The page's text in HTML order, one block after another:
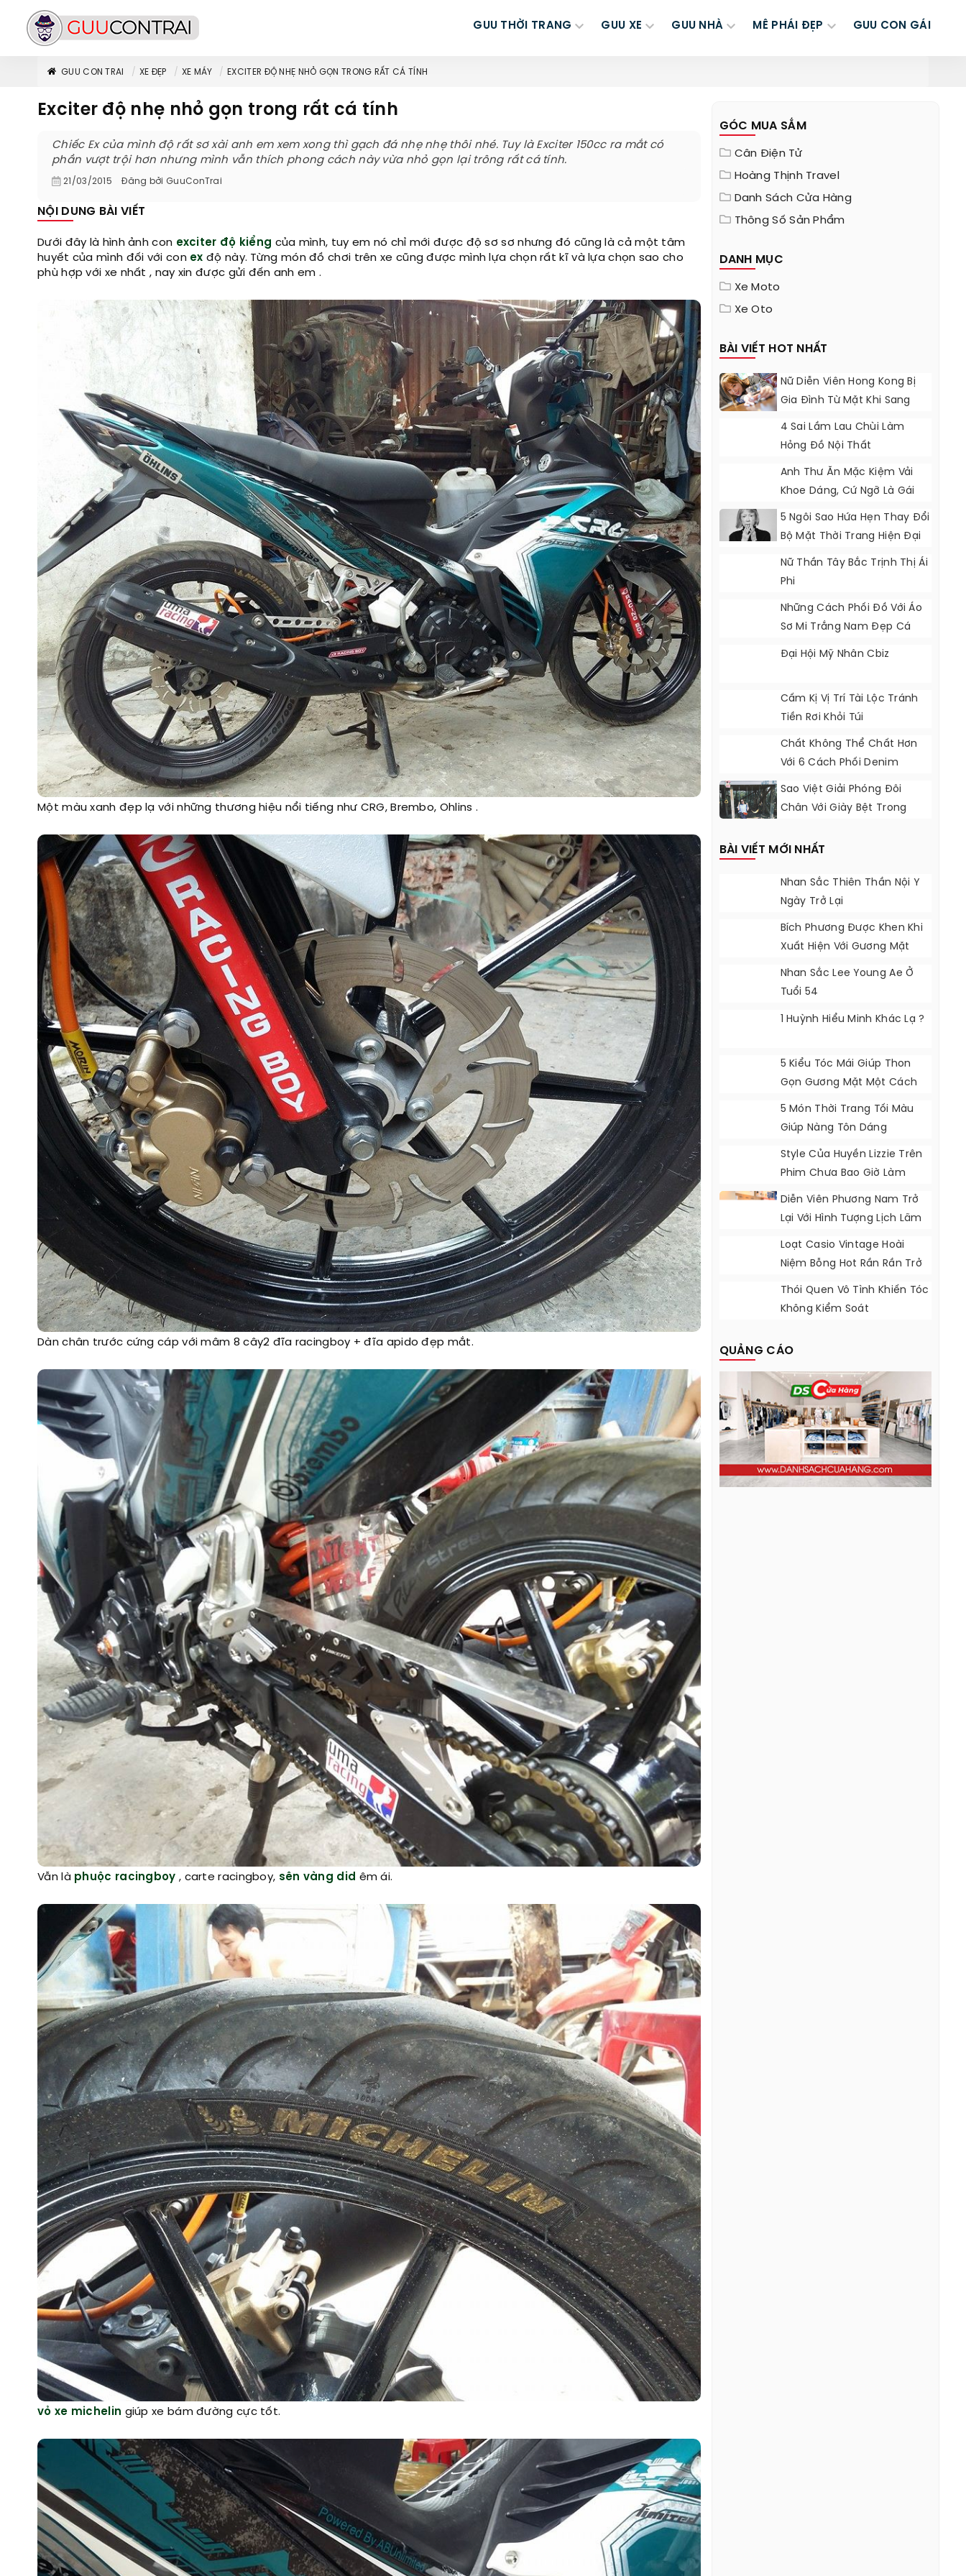
GUU THỜI TRANG GUU XE GUU NHÀ MÊ PHÁI ĐẸP GUU CON GÁI
GUU CON TRAI XE ĐẸP XE MÁY EXCITER ĐỘ NHẸ NHỎ GỌN TRONG RẤT CÁ TÍNH
Exciter độ nhẹ nhỏ gọn trong rất cá tính
Chiếc Ex của mình độ rất sơ xài anh em xem xong thì gạch đá nhẹ nhẹ thôi nhé. Tuy là Exciter 150cc ra mắt có
phần vượt trội hơn nhưng mình vẫn thích phong cách này vừa nhỏ gọn lại trông rất cá tính.
21/03/2015 Đăng bởi GuuConTrai
NỘI DUNG BÀI VIẾT
Dưới đây là hình ảnh con exciter độ kiểng của mình, tuy em nó chỉ mới được độ sơ sơ nhưng đó cũng là cả một tâm
huyết của mình đối với con ex độ này. Từng món đồ chơi trên xe cũng được mình lựa chọn rất kĩ và lựa chọn sao cho
phù hợp với xe nhất , nay xin được gửi đến anh em .
Một màu xanh đẹp lạ với những thương hiệu nổi tiếng như CRG, Brembo, Ohlins .
Dàn chân trước cứng cáp với mâm 8 cây2 đĩa racingboy + đĩa apido đẹp mắt.
Vẫn là phuộc racingboy , carte racingboy, sên vàng did êm ái.
vỏ xe michelin giúp xe bám đường cực tốt.
GÓC MUA SẮM
Cân Điện Tử
Hoàng Thịnh Travel
Danh Sách Cửa Hàng
Thông Số Sản Phẩm
DANH MỤC
Xe Moto
Xe Oto
BÀI VIẾT HOT NHẤT
Nữ Diễn Viên Hong Kong Bị
Gia Đình Từ Mặt Khi Sang
Nhật Đóng Phim 18+
4 Sai Lầm Lau Chùi Làm
Hỏng Đồ Nội Thất
Anh Thư Ăn Mặc Kiệm Vải
Khoe Dáng, Cứ Ngỡ Là Gái
Đôi Mươi
5 Ngôi Sao Hứa Hẹn Thay Đổi
Bộ Mặt Thời Trang Hiện Đại
Nữ Thần Tây Bắc Trịnh Thị Ái
Phi
Những Cách Phối Đồ Với Áo
Sơ Mi Trắng Nam Đẹp Cá
Đại Hội Mỹ Nhân Cbiz
Cấm Kị Vị Trí Tài Lộc Tránh
Tiền Rơi Khỏi Túi
Chất Không Thể Chất Hơn
Với 6 Cách Phối Denim
Jacket Tự Tin
Sao Việt Giải Phóng Đôi
Chân Với Giày Bệt Trong
BÀI VIẾT MỚI NHẤT
Nhan Sắc Thiên Thần Nội Y
Ngày Trở Lại
Bích Phương Được Khen Khi
Xuất Hiện Với Gương Mặt
Khác Lạ
Nhan Sắc Lee Young Ae Ở
Tuổi 54
1 Huỳnh Hiểu Minh Khác Lạ ?
5 Kiểu Tóc Mái Giúp Thon
Gọn Gương Mặt Một Cách
Tự Nhiên
5 Món Thời Trang Tối Màu
Giúp Nàng Tôn Dáng
Style Của Huyền Lizzie Trên
Phim Chưa Bao Giờ Làm
Khán Giả Thất Vọng
Diễn Viên Phương Nam Trở
Lại Với Hình Tượng Lịch Lãm
Loạt Casio Vintage Hoài
Niệm Bỗng Hot Rần Rần Trở
Lại
Thói Quen Vô Tình Khiến Tóc
Không Kiểm Soát
QUẢNG CÁO